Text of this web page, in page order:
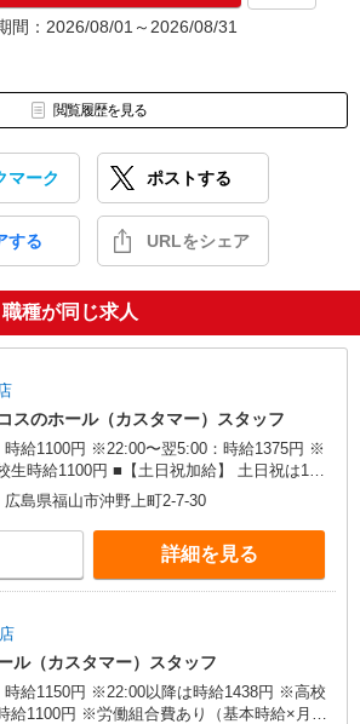
間：2026/08/01～2026/08/31
閲覧履歴を見る
マーク ポストする
する URLをシェア
種が同じ求人
スのホール（カスタマー）スタッフ
時給1100円 ※22:00〜翌5:00：時給1375円 ※
1100円 ■【土日祝加給】 土日祝は1時
＋100円 ■特別手当 早朝手当（5:00〜
）時給＋200円
広島県福山市沖野上町2-7-30
詳細を見る
ル（カスタマー）スタッフ
時給1150円 ※22:00以降は時給1438円 ※高校
給1100円 ※労働組合費あり（基本時給×月間